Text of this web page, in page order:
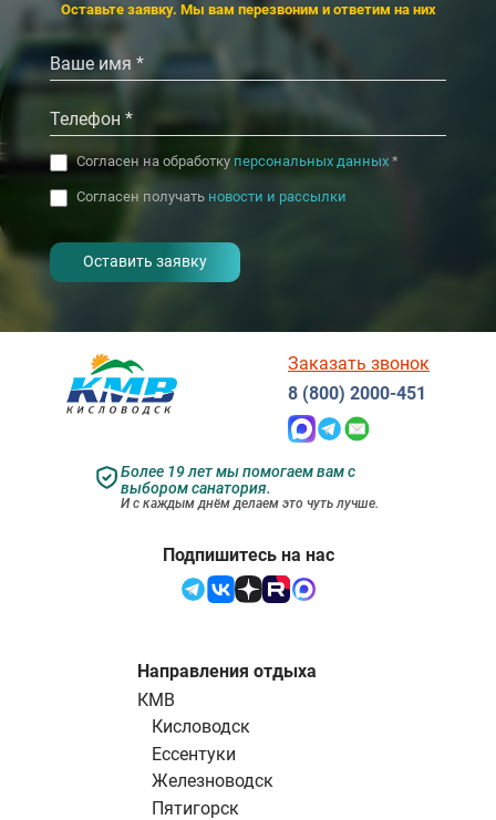
‹ ›
Оставьте заявку. Мы вам перезвоним и ответим на них
Согласен на обработку персональных данных*
Согласен получать новости и рассылки
Подпишитесь на нас
Более 19 лет мы помогаем вам с
выбором санатория.
И с каждым днём делаем это чуть лучше.
Заказать звонок
8 (800) 2000-451
Направления отдыха
КМВ
Кисловодск
Ессентуки
Железноводск
Пятигорск